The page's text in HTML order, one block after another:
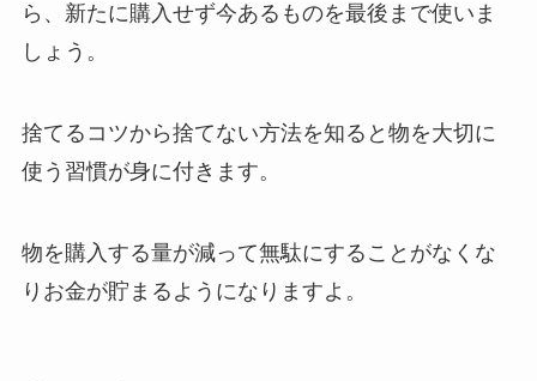
ら、新たに購入せず今あるものを最後まで使いま
しょう。
捨てるコツから捨てない方法を知ると物を大切に
使う習慣が身に付きます。
物を購入する量が減って無駄にすることがなくな
りお金が貯まるようになりますよ。